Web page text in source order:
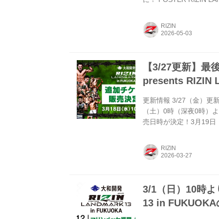
第RIZIN FFオフィシャ
町駅」東口：徒歩 約5
RIZIN
【3/27更新】最
presents RIZIN
更新情報 3/27（金）更
（土）0時（深夜0時）
売日時が決定！3月19日
ぞ！ 今回、追加販売さ
ケ、ぴあは本日3月27
RIZIN
3/1（日）10時
13 in FUKUOKA